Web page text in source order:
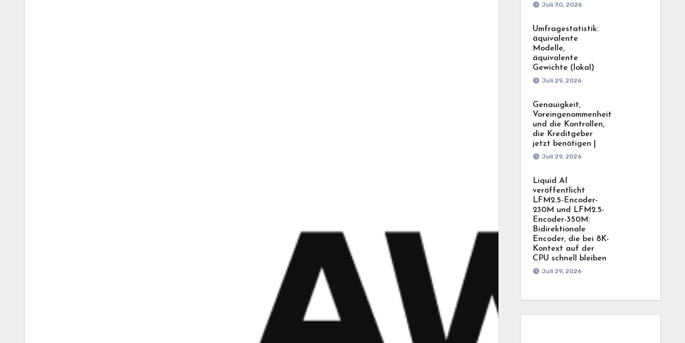
Juli 30, 2026
Umfragestatistik:
äquivalente
Modelle,
äquivalente
Gewichte (lokal)
Juli 29, 2026
Genauigkeit,
Voreingenommenheit
und die Kontrollen,
die Kreditgeber
jetzt benötigen |
Juli 29, 2026
Liquid AI
veröffentlicht
LFM2.5-Encoder-
230M und LFM2.5-
Encoder-350M:
Bidirektionale
Encoder, die bei 8K-
Kontext auf der
CPU schnell bleiben
Juli 29, 2026